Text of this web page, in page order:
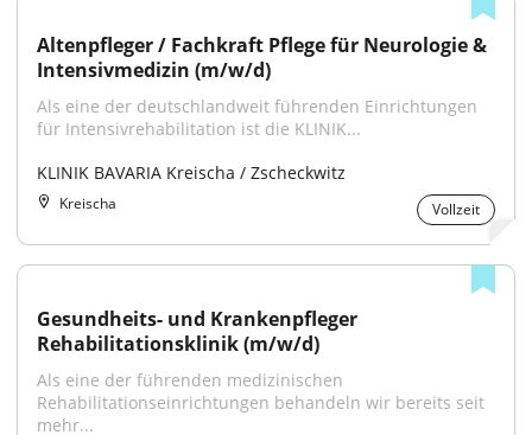
Altenpfleger / Fachkraft Pflege für Neurologie &
Intensivmedizin (m/w/d)
Als eine der deutschlandweit führenden Einrichtungen
für Intensivrehabilitation ist die KLINIK...
KLINIK BAVARIA Kreischa / Zscheckwitz
Kreischa Vollzeit
Gesundheits- und Krankenpfleger
Rehabilitationsklinik (m/w/d)
Als eine der führenden medizinischen
Rehabilitationseinrichtungen behandeln wir bereits seit
mehr...